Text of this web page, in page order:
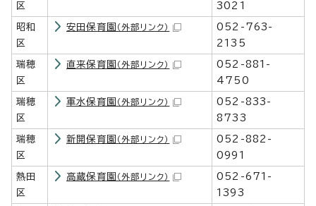
区
3021
昭和
区
安田保育園 （外部リンク）
052-763-
2135
瑞穂
区
直来保育園 （外部リンク）
052-881-
4750
瑞穂
区
軍水保育園 （外部リンク）
052-833-
8733
瑞穂
区
新開保育園 （外部リンク）
052-882-
0991
熱田
区
高蔵保育園 （外部リンク）
052-671-
1393